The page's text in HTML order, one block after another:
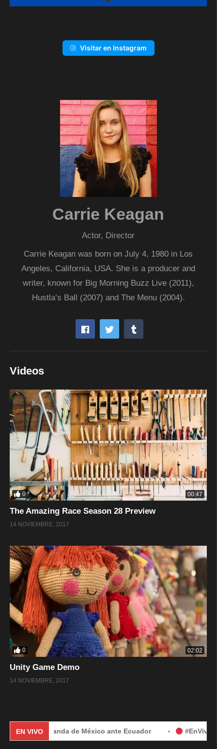
Visitar en Instagram
Carrie Keagan
Actor, Director
Carrie Keagan was born on July 4, 1980 in Los
Angeles, California, USA. She is a producer and
writer, known for Big Morning Buzz Live (2011),
Hustla’s Ball (2007) and The Menu (2004).
Videos
0 00:47
The Amazing Race Season 28 Preview
14 NOVIEMBRE, 2017
0 02:02
Unity Game Demo
14 NOVIEMBRE, 2017
EN VIVO
por demanda de México ante Ecuador #EnVivo |